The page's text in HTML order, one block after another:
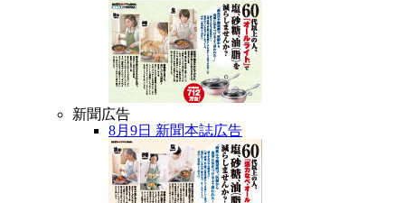
新聞広告
8月9日 新聞本誌広告